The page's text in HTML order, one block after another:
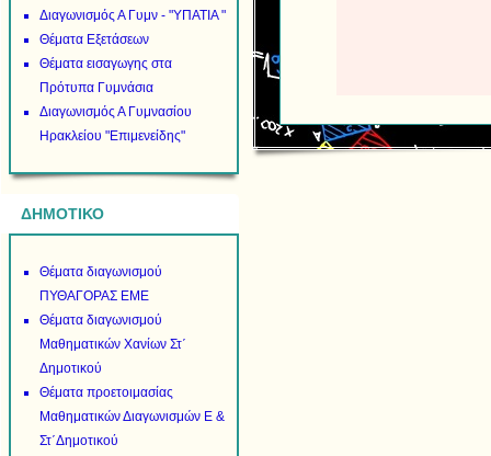
Διαγωνισμός Α Γυμν - "ΥΠΑΤΙΑ "
Θέματα Εξετάσεων
Θέματα εισαγωγης στα
Πρότυπα Γυμνάσια
Διαγωνισμός Α Γυμνασίου
Ηρακλείου "Επιμενείδης"
ΔΗΜΟΤΙΚΟ
Θέματα διαγωνισμού
ΠΥΘΑΓΟΡΑΣ ΕΜΕ
Θέματα διαγωνισμού
Μαθηματικών Χανίων Στ΄
Δημοτικού
Θέματα προετοιμασίας
Μαθηματικών Διαγωνισμών Ε &
Στ΄Δημοτικού